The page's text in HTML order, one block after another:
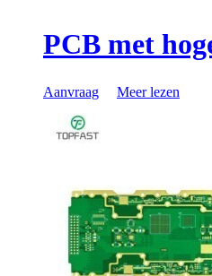
PCB met
Aanvraag Meer lezen